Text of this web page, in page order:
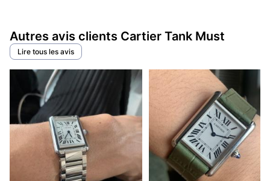
Autres avis clients Cartier Tank Must
Lire tous les avis